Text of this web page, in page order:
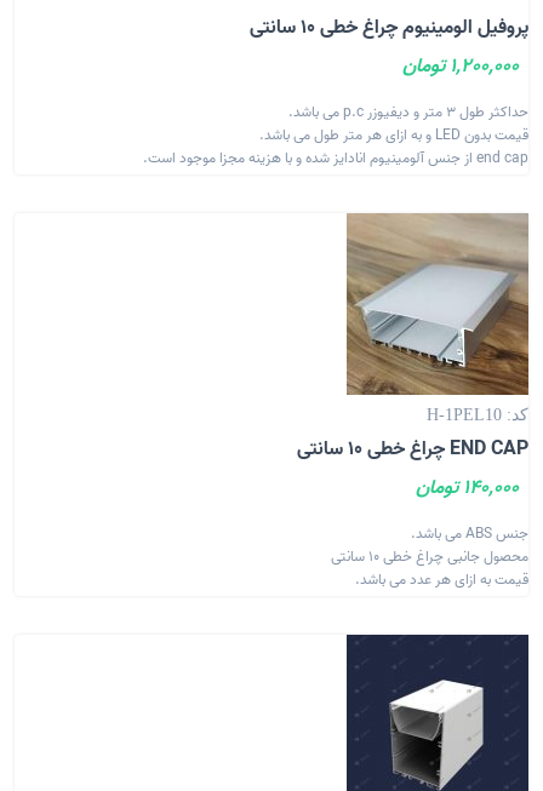
پروفیل الومینیوم چراغ خطی 10 سانتی
1,200,000 تومان
حداکثر طول 3 متر و دیفیوزر p.c می باشد.
قیمت بدون LED و به ازای هر متر طول می باشد.
end cap از جنس آلومینیوم انادایز شده و با هزینه مجزا موجود است.
کد: H-1PEL10
END CAP چراغ خطی 10 سانتی
140,000 تومان
جنس ABS می باشد.
محصول جانبی چراغ خطی 10 سانتی
قیمت به ازای هر عدد می باشد.